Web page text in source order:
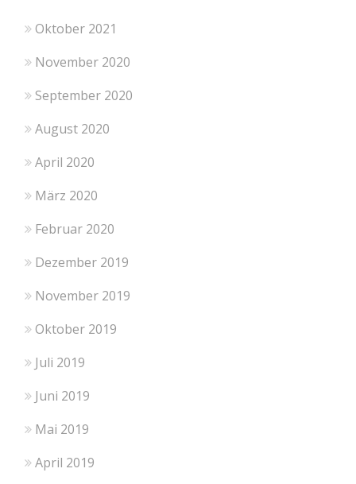
Oktober 2021
November 2020
September 2020
August 2020
April 2020
März 2020
Februar 2020
Dezember 2019
November 2019
Oktober 2019
Juli 2019
Juni 2019
Mai 2019
April 2019